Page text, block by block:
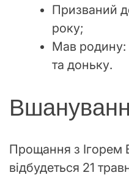
Призваний
року;
Мав родину:
та доньку.
Прощання з Ігорем
відбудеться 21